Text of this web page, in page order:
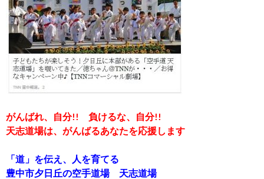
がんばれ、自分!! 負けるな、自分!!
天志道場は、がんばるあなたを応援します
「道」を伝え、人を育てる
豊中市夕日丘の空手道場 天志道場